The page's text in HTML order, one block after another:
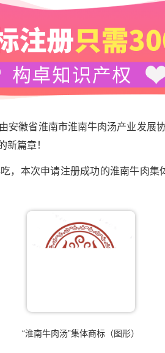
安徽省淮南市淮南牛肉汤产业发展
新篇章！
，本次申请注册成功的淮南牛肉
“淮南牛肉汤”集体商标（图形）